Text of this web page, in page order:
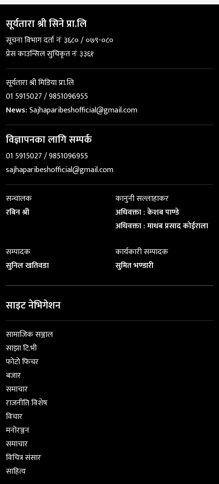
सूर्यतारा श्री सिने प्रा.लि
सूचना विभाग दर्ता नंः ३६८० / ०७९-०८०
प्रेस काउन्सिल सुचिकृत नंः ३३६१
सूर्यतारा श्री मिडिया प्रा.लि
01 5915027 / 9851096955
News:Sajhaparibeshofficial@gmail.com
विज्ञापनका लागि सम्पर्क
01 5915027 / 9851096955
sajhaparibeshofficial@gmail.com
सन्चालक
रबिन श्री
कानुनी सल्लाहाकर
अधिवक्ता : केशब पाण्डे
अधिवक्ता : माधब प्रसाद कोईराला
सम्पादक
सुनिल खतिवडा
कार्यकारी सम्पादक
सुमित भण्डारी
साइट नेभिगेशन
सामाजिक सञ्जाल
साझा टि.भी
फोटो फिचर
बजार
समाचार
राजनीति विशेष
विचार
मनोरञ्जन
समाचार
विचित्र संसार
साहित्य